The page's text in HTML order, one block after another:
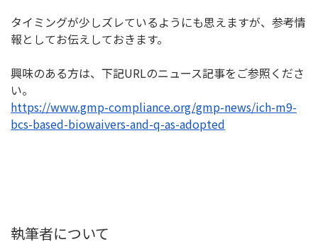
タイミングが少しズレているようにも思えますが、 参考情
報としてお伝えしておきます。
興味のある方は、下記URLのニュース記事をご参照くださ
い。
https://www.gmp-compliance.org/gmp-news/ich-m9-
bcs-based-biowaivers-and-q-as-adopted
執筆者について